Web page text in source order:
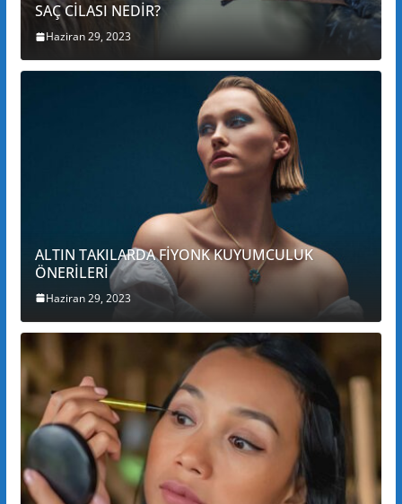
SAÇ CİLASI NEDİR?
Haziran 29, 2023
ALTIN TAKILARDA FİYONK KUYUMCULUK
ÖNERİLERİ
Haziran 29, 2023